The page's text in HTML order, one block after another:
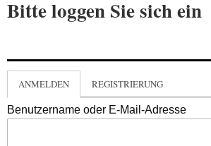
Bitte loggen Sie sich ein
ANMELDEN REGISTRIERUNG
Benutzername oder E-Mail-Adresse